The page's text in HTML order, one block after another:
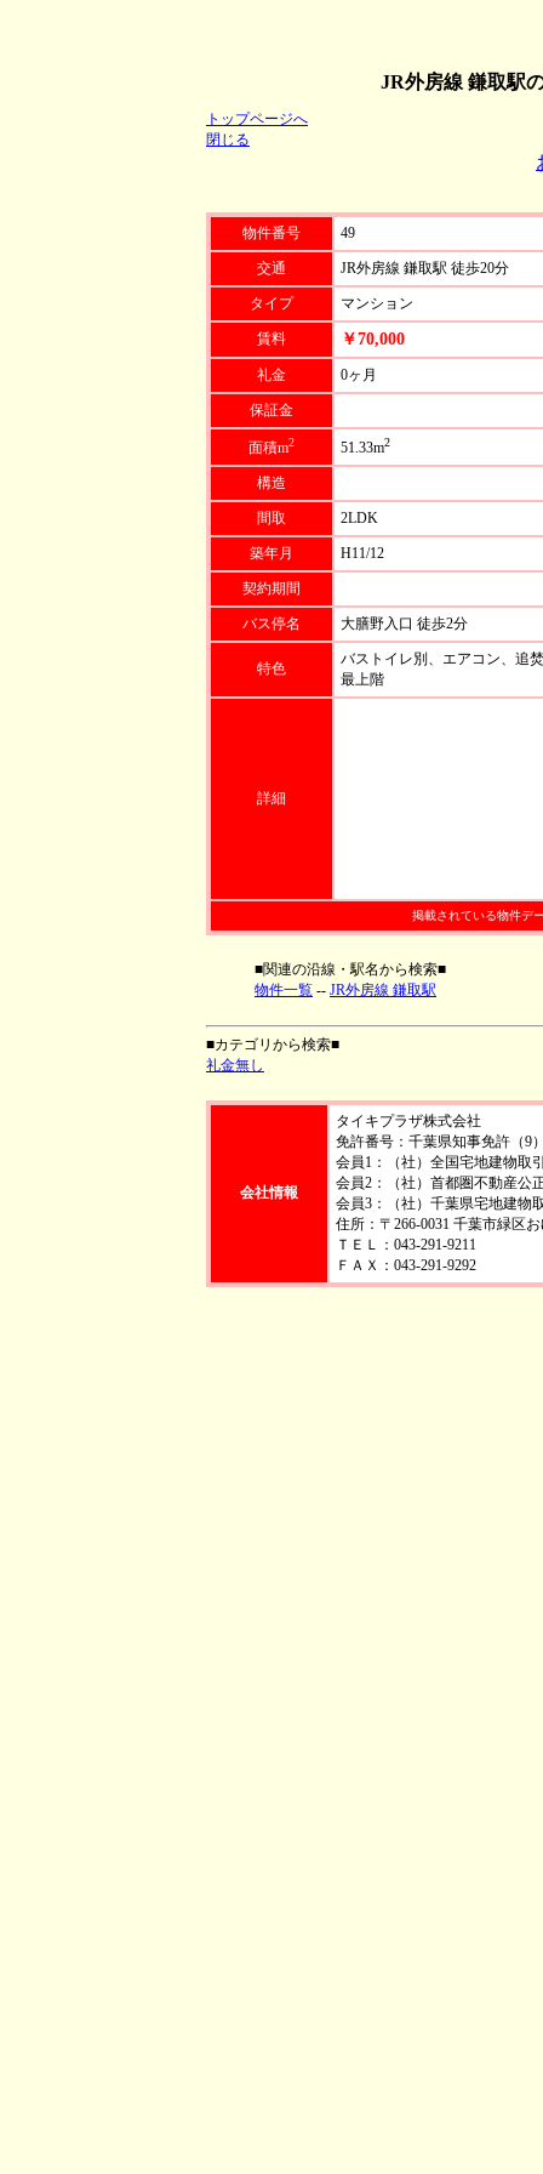
JR外房線 鎌取駅
トップページへ
閉じる
物件番号 49
交通 JR外房線 鎌取駅 徒歩20分
タイプ マンション
賃料 ￥70,000
礼金 0ヶ月
保証金
面積m2 51.33m2
構造
間取 2LDK
築年月 H11/12
契約期間
バス停名 大膳野入口 徒歩2分
特色
バストイレ別、エアコン、追
最上階
詳細
掲載されている物件デ
■関連の沿線・駅名から検索■
物件一覧 -- JR外房線 鎌取駅
■カテゴリから検索■
礼金無し
会社情報
タイキプラザ株式会社
免許番号：千葉県知事免許（9
会員1：（社）全国宅地建物取
会員2：（社）首都圏不動産公
会員3：（社）千葉県宅地建物
住所：〒266-0031 千葉市緑区
ＴＥＬ：043-291-9211
ＦＡＸ：043-291-9292